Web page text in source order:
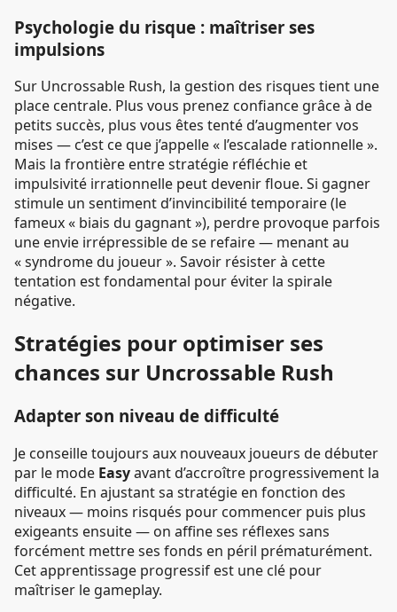
Psychologie du risque : maîtriser ses
impulsions
Sur Uncrossable Rush, la gestion des risques tient une
place centrale. Plus vous prenez confiance grâce à de
petits succès, plus vous êtes tenté d’augmenter vos
mises — c’est ce que j’appelle « l’escalade rationnelle ».
Mais la frontière entre stratégie réfléchie et
impulsivité irrationnelle peut devenir floue. Si gagner
stimule un sentiment d’invincibilité temporaire (le
fameux « biais du gagnant »), perdre provoque parfois
une envie irrépressible de se refaire — menant au
« syndrome du joueur ». Savoir résister à cette
tentation est fondamental pour éviter la spirale
négative.
Stratégies pour optimiser ses
chances sur Uncrossable Rush
Adapter son niveau de difficulté
Je conseille toujours aux nouveaux joueurs de débuter
par le mode Easyavant d’accroître progressivement la
difficulté. En ajustant sa stratégie en fonction des
niveaux — moins risqués pour commencer puis plus
exigeants ensuite — on affine ses réflexes sans
forcément mettre ses fonds en péril prématurément.
Cet apprentissage progressif est une clé pour
maîtriser le gameplay.